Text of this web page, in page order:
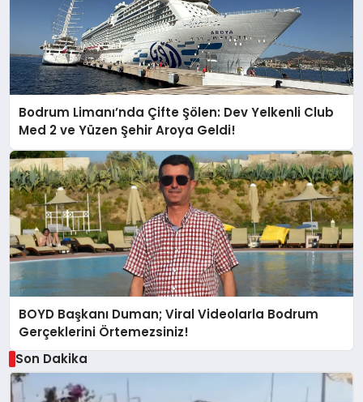
Bodrum Limanı’nda Çifte Şölen: Dev Yelkenli Club
Med 2 ve Yüzen Şehir Aroya Geldi!
BOYD Başkanı Duman; Viral Videolarla Bodrum
Gerçeklerini Örtemezsiniz!
Son Dakika